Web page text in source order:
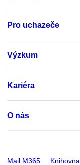
Pro uchazeče
Výzkum
Kariéra
O nás
Mail M365 Knihovna